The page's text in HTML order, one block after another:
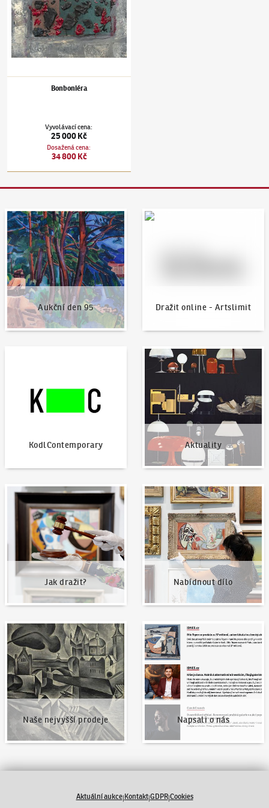
Bonboniéra
Vyvolávací cena:
25 000 Kč
Dosažená cena:
34 800 Kč
Aukční den 95
Aukční den 95
Dražit online - Artslimit
Dražit online - Artslimit
KodlContemporary Aktuality
Aktuality
Jak dražit?
Jak dražit?
Nabídnout dílo
Nabídnout dílo
Naše nejvyšší prodeje
Naše nejvyšší prodeje
Napsali o nás
Napsali o nás
Aktuální aukce|Kontakt|GDPR|Cookies